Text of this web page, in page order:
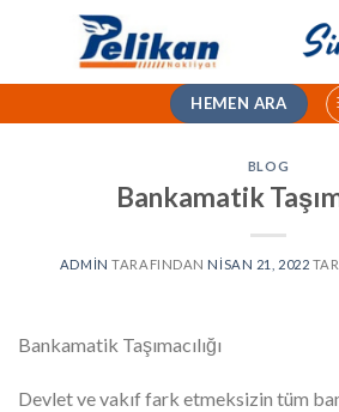
HEMEN ARA
BLOG
Bankamatik
ADMIN TARAFINDAN NISAN 21, 2022
Bankamatik Taşımacılığı
Devlet ve vakıf fark etmeksizin tüm